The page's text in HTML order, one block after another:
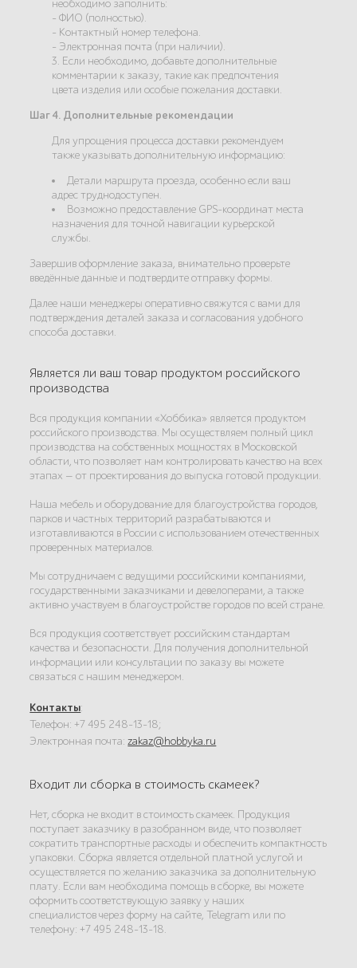
необходимо заполнить:
- ФИО (полностью).
- Контактный номер телефона.
- Электронная почта (при наличии).
3. Если необходимо, добавьте дополнительные
комментарии к заказу, такие как предпочтения
цвета изделия или особые пожелания доставки.
Шаг 4. Дополнительные рекомендации
Для упрощения процесса доставки рекомендуем
также указывать дополнительную информацию:
Детали маршрута проезда, особенно если ваш
адрес труднодоступен.
Возможно предоставление GPS-координат места
назначения для точной навигации курьерской
службы.
Завершив оформление заказа, внимательно проверьте
введённые данные и подтвердите отправку формы.
Далее наши менеджеры оперативно свяжутся с вами для
подтверждения деталей заказа и согласования удобного
способа доставки.
Является ли ваш товар продуктом российского
производства
Вся продукция компании «Хоббика» является продуктом
российского производства. Мы осуществляем полный цикл
производства на собственных мощностях в Московской
области, что позволяет нам контролировать качество на всех
этапах — от проектирования до выпуска готовой продукции.
Наша мебель и оборудование для благоустройства городов,
парков и частных территорий разрабатываются и
изготавливаются в России с использованием отечественных
проверенных материалов.
Мы сотрудничаем с ведущими российскими компаниями,
государственными заказчиками и девелоперами, а также
активно участвуем в благоустройстве городов по всей стране.
Вся продукция соответствует российским стандартам
качества и безопасности. Для получения дополнительной
информации или консультации по заказу вы можете
связаться с нашим менеджером.
Контакты:
Телефон: +7 495 248-13-18;
Электронная почта:zakaz@hobbyka.ru
Входит ли сборка в стоимость скамеек?
Нет, сборка не входит в стоимость скамеек. Продукция
поступает заказчику в разобранном виде, что позволяет
сократить транспортные расходы и обеспечить компактность
упаковки. Сборка является отдельной платной услугой и
осуществляется по желанию заказчика за дополнительную
плату. Если вам необходима помощь в сборке, вы можете
оформить соответствующую заявку у наших
специалистов через форму на сайте, Telegram или по
телефону: +7 495 248-13-18.